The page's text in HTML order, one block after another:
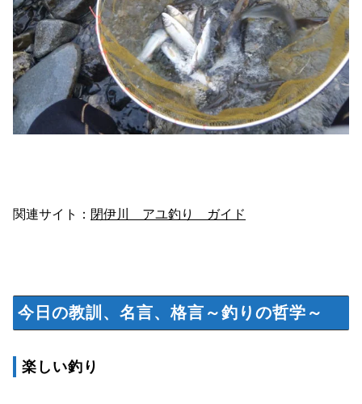
関連サイト： 閉伊川 アユ釣り ガイド
今日の教訓、名言、格言～釣りの哲学～
楽しい釣り